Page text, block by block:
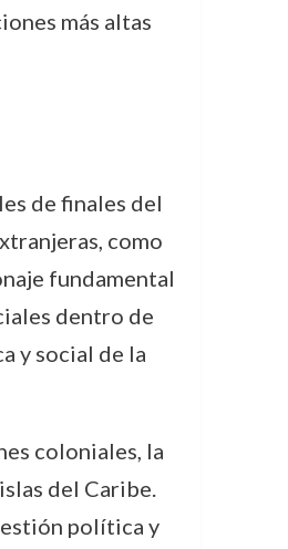
más altas
de finales del
como
fundamental
dentro de
y social de la
coloniales, la
del Caribe.
política y